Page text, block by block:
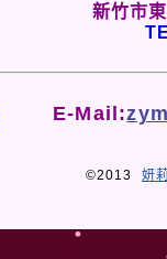
新竹市
E-Mail:
©2013 妍